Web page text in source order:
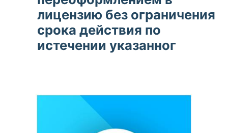
лицензию без ограничения
срока действия по
истечении указанног